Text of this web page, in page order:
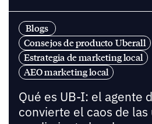
Blogs
Consejos de producto Uberall
Estrategia de marketing local
AEO marketing local
Qué es UB-I: el agente
convierte el caos de